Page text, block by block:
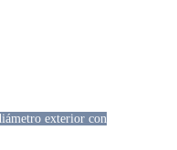
exterior con